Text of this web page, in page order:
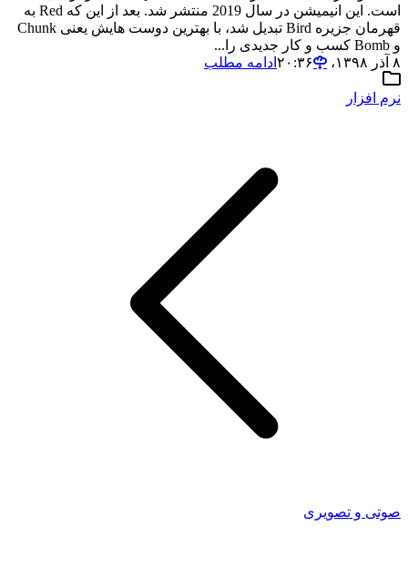
است. این انیمیشن در سال 2019 منتشر شد. بعد از این که Red به
قهرمان جزیره Bird تبدیل شد، با بهترین دوست هایش یعنی Chunk
و Bomb کسب و کار جدیدی را...
۸ آذر ۱۳۹۸،‏ ۲۰:۳۶
ادامه مطلب
نرم افزار
صوتی و تصویری